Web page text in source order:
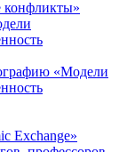
«Модели
Exchange»